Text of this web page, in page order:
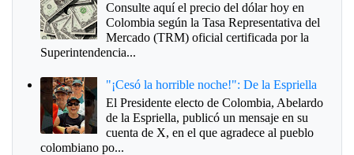
Consulte aquí el precio del dólar hoy en
Colombia según la Tasa Representativa del
Mercado (TRM) oficial certificada por la
Superintendencia...
"¡Cesó la horrible noche!": De la Espriella
El Presidente electo de Colombia, Abelardo
de la Espriella, publicó un mensaje en su
cuenta de X, en el que agradece al pueblo
colombiano po...